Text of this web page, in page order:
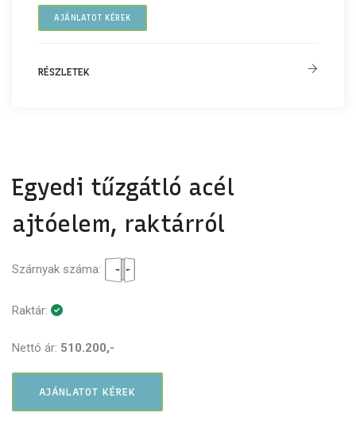
AJÁNLATOT KÉREK
RÉSZLETEK
Egyedi tűzgátló acél
ajtóelem, raktárról
Szárnyak száma:
Raktár:
Nettó ár: 510.200,-
AJÁNLATOT KÉREK